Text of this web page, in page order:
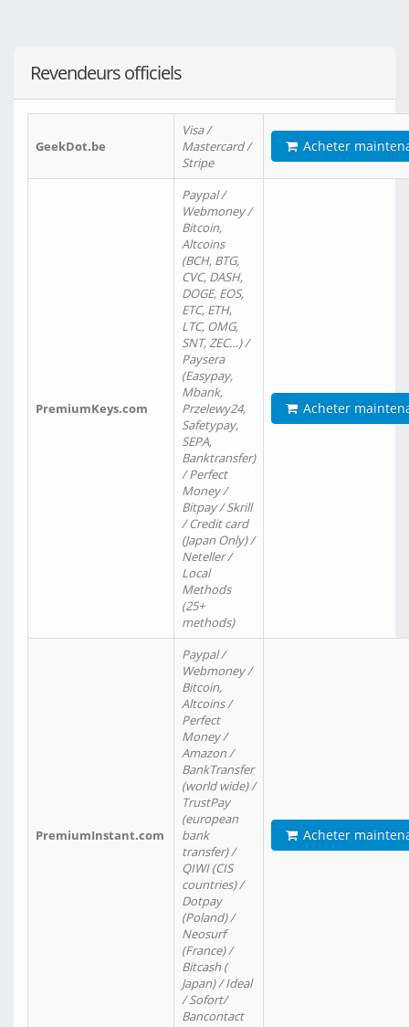
Revendeurs officiels
GeekDot.be
Visa /
Mastercard /
Stripe
Acheter
PremiumKeys.com
Paypal /
Webmoney /
Bitcoin,
Altcoins
(BCH, BTG,
CVC, DASH,
DOGE, EOS,
ETC, ETH,
LTC, OMG,
SNT, ZEC…) /
Paysera
(Easypay,
Mbank,
Przelewy24,
Safetypay,
SEPA,
Banktransfer)
/ Perfect
Money /
Bitpay / Skrill
/ Credit card
(Japan Only) /
Neteller /
Local
Methods
(25+
methods)
Acheter
PremiumInstant.com
Paypal /
Webmoney /
Bitcoin,
Altcoins /
Perfect
Money /
Amazon /
BankTransfer
(world wide) /
TrustPay
(european
bank
transfer) /
QIWI (CIS
countries) /
Dotpay
(Poland) /
Neosurf
(France) /
Bitcash (
Japan) / Ideal
/ Sofort/
Bancontact
Acheter